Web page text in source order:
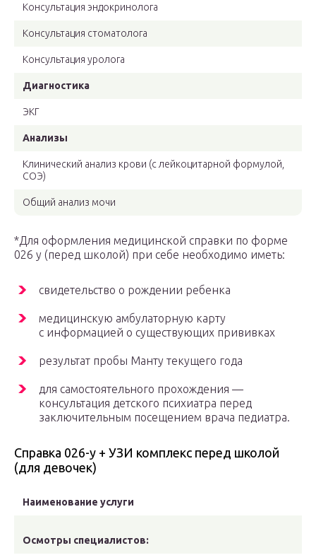
Консультация эндокринолога
Консультация стоматолога
Консультация уролога
Диагностика
ЭКГ
Анализы
Клинический анализ крови (с лейкоцитарной формулой,
СОЭ)
Общий анализ мочи
*Для оформления медицинской справки по форме
026 у (перед школой) при себе необходимо иметь:
свидетельство о рождении ребенка
медицинскую амбулаторную карту
с информацией о существующих прививках
результат пробы Манту текущего года
для самостоятельного прохождения —
консультация детского психиатра перед
заключительным посещением врача педиатра.
Справка 026-у + УЗИ комплекс перед школой
(для девочек)
Наименование услуги
Осмотры специалистов: